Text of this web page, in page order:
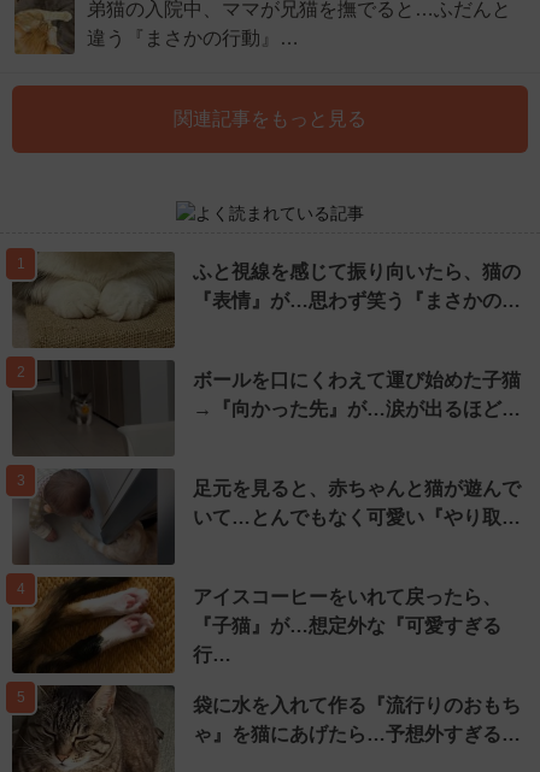
弟猫の入院中、ママが兄猫を撫でると…ふだんと
違う『まさかの行動』…
関連記事をもっと見る
1
ふと視線を感じて振り向いたら、猫の
『表情』が…思わず笑う『まさかの…
2
ボールを口にくわえて運び始めた子猫
→『向かった先』が…涙が出るほど…
3
足元を見ると、赤ちゃんと猫が遊んで
いて…とんでもなく可愛い『やり取…
4
アイスコーヒーをいれて戻ったら、
『子猫』が…想定外な『可愛すぎる
行…
5
袋に水を入れて作る『流行りのおもち
ゃ』を猫にあげたら…予想外すぎる…